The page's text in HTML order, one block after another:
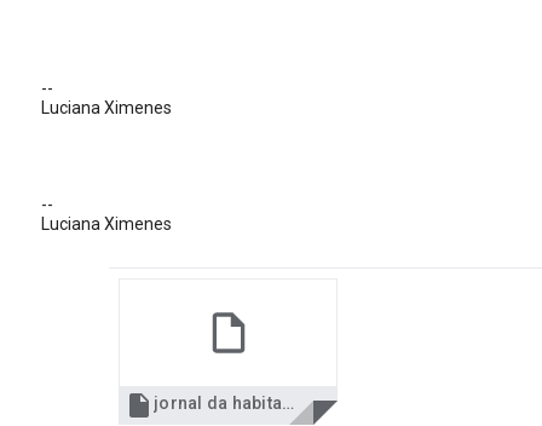
--
Luciana Ximenes
--
Luciana Ximenes
 jornal da habitação_final (1).pdf